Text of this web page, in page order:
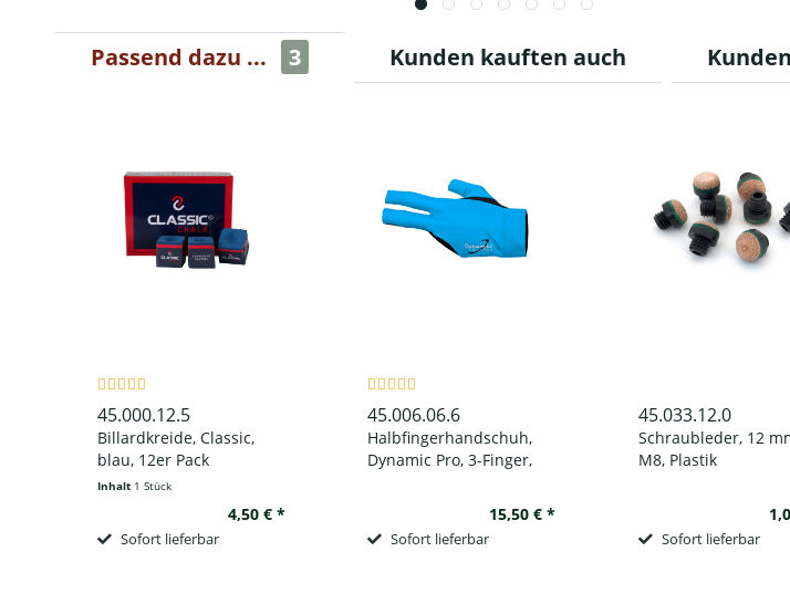
Passend dazu ... 3 Kunden kauften auch
45.000.12.5
Billardkreide, Classic,
blau, 12er Pack
Inhalt 1 Stück
4,50 € *
Sofort lieferbar
45.006.06.6
Halbfingerhandschuh,
Dynamic Pro, 3-Finger,
15,50 € *
Sofort lieferbar
45.033.12.0
Schraubleder, 12
M8, Plastik
Sofort lieferbar